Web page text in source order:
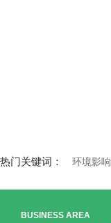
热门关键词： 环境影
BUSINESS AREA